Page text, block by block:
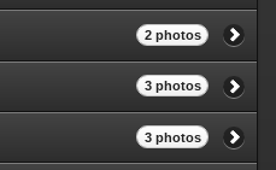
2 photos
3 photos
3 photos